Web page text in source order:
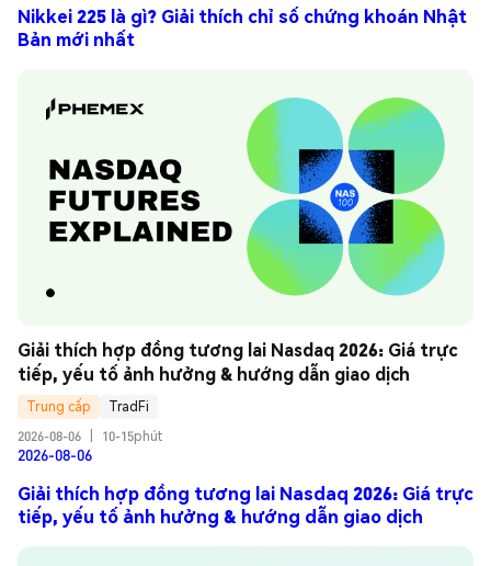
Nikkei 225 là gì? Giải thích chỉ số chứng khoán Nhật
Bản mới nhất
Giải thích hợp đồng tương lai Nasdaq 2026: Giá trực
tiếp, yếu tố ảnh hưởng & hướng dẫn giao dịch
Trung cấp
TradFi
2026-08-06
10-15phút
2026-08-06
Giải thích hợp đồng tương lai Nasdaq 2026: Giá trực
tiếp, yếu tố ảnh hưởng & hướng dẫn giao dịch